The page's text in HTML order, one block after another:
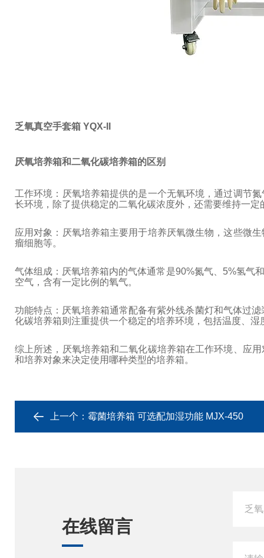
乏氧真空手套箱 YQX-II
厌氧培养箱和二氧化碳培养箱的区别
工作环境：厌氧培养箱提供的是一个无氧环境，通过调节
长环境，除了提供稳定的二氧化碳浓度外，还需要维持一
应用对象：厌氧培养箱主要用于培养厌氧微生物，这些微
瘤细胞等。
气体组成：厌氧培养箱内的气体通常是90%氮气、5%氢气
空气，含有一定比例的氧气。
功能特点：厌氧培养箱通常配备有紫外线杀菌灯和气体过
化碳培养箱则注重提供一个稳定的培养环境，包括温度、湿
综上所述，厌氧培养箱和二氧化碳培养箱在工作环境、应
和培养对象来决定使用哪种类型的培养箱。
上一个： 霉菌培养箱 可选配加湿功能 MJX-450
在线留言